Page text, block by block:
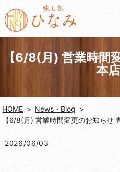
【6/8(月) 営業時間
本
HOME
News・Blog
【6/8(月) 営業時間変更のお知らせ
2026/06/03